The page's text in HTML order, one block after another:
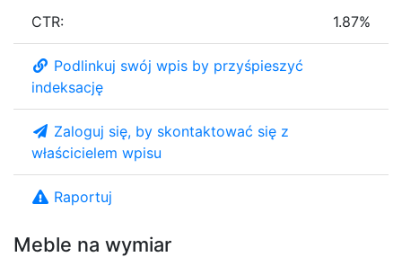
Meble na wymiar
CTR: 1.87%
Podlinkuj swój wpis by przyśpieszyć
indeksację
Zaloguj się, by skontaktować się z
właścicielem wpisu
Raportuj